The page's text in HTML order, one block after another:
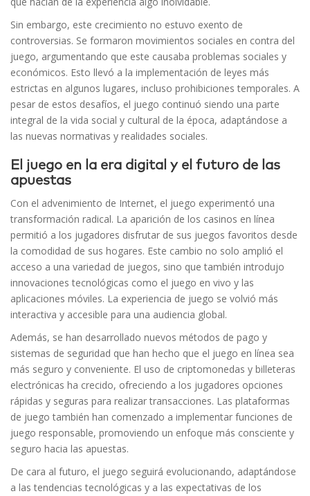
Sin embargo, este crecimiento no estuvo exento de
controversias. Se formaron movimientos sociales en contra del
juego, argumentando que este causaba problemas sociales y
económicos. Esto llevó a la implementación de leyes más
estrictas en algunos lugares, incluso prohibiciones temporales. A
pesar de estos desafíos, el juego continuó siendo una parte
integral de la vida social y cultural de la época, adaptándose a
las nuevas normativas y realidades sociales.
El juego en la era digital y el futuro de las
apuestas
Con el advenimiento de Internet, el juego experimentó una
transformación radical. La aparición de los casinos en línea
permitió a los jugadores disfrutar de sus juegos favoritos desde
la comodidad de sus hogares. Este cambio no solo amplió el
acceso a una variedad de juegos, sino que también introdujo
innovaciones tecnológicas como el juego en vivo y las
aplicaciones móviles. La experiencia de juego se volvió más
interactiva y accesible para una audiencia global.
Además, se han desarrollado nuevos métodos de pago y
sistemas de seguridad que han hecho que el juego en línea sea
más seguro y conveniente. El uso de criptomonedas y billeteras
electrónicas ha crecido, ofreciendo a los jugadores opciones
rápidas y seguras para realizar transacciones. Las plataformas
de juego también han comenzado a implementar funciones de
juego responsable, promoviendo un enfoque más consciente y
seguro hacia las apuestas.
De cara al futuro, el juego seguirá evolucionando, adaptándose
a las tendencias tecnológicas y a las expectativas de los